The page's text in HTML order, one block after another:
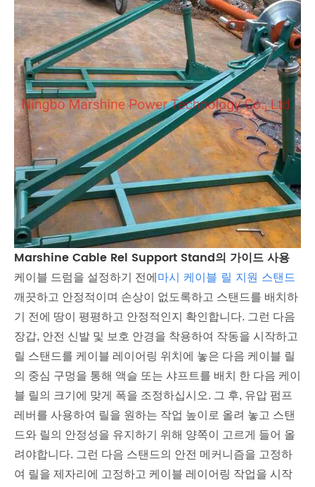
Marshine Cable Rel Support Stand의 가이드 사용
케이블 드럼을 설정하기 전에 마시 케이블 릴 지원 스탠드
깨끗하고 안정적이며 손상이 없도록하고 스탠드를 배치하
기 전에 땅이 평평하고 안정적인지 확인합니다. 그런 다음
장갑, 안전 신발 및 보호 안경을 착용하여 작동을 시작하고
릴 스탠드를 케이블 레이어링 위치에 놓은 다음 케이블 릴
의 중심 구멍을 통해 액슬 또는 샤프트를 배치 한 다음 케이
블 릴의 크기에 맞게 폭을 조정하십시오. 그 후, 유압 펌프
레버를 사용하여 릴을 원하는 작업 높이로 올려 놓고 스탠
드와 릴의 안정성을 유지하기 위해 양쪽이 고르게 들어 올
려야합니다. 그런 다음 스탠드의 안전 메커니즘을 고정하
여 릴을 제자리에 고정하고 케이블 레이어링 작업을 시작